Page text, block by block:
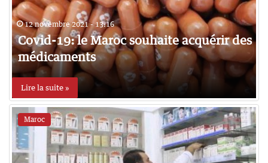
12 novembre 2021 - 13:16
Covid-19: le Maroc souhaite acquérir des
médicaments
Lire la suite »
Maroc